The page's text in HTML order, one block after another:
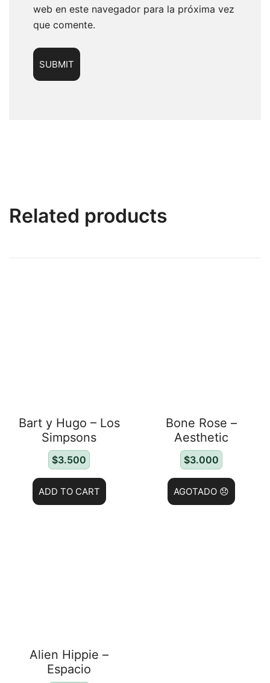
web en este navegador para la próxima vez
que comente.
Related products
Bart y Hugo – Los
Simpsons
$3.500
ADD TO CART
Bone Rose –
Aesthetic
$3.000
AGOTADO 😞
Alien Hippie –
Espacio